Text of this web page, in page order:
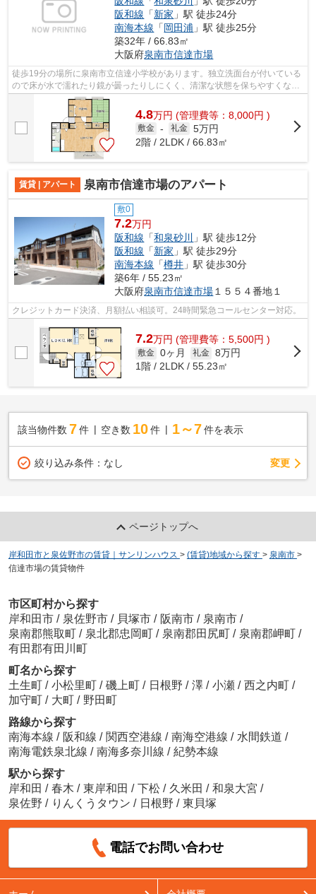
阪和線 「新家 」駅 徒歩24分
南海本線 「岡田浦 」駅 徒歩25分
築32年 / 66.83㎡
大阪府泉南市信達市場
徒歩19分の場所に泉南市立信達小学校があります。独立洗面台が付いている
ので床が水で濡れたり鏡が曇ったりしにくく、清潔な状態を保ちやすくなっ
4.8万円 (管理費等：8,000円 )
敷金 - 礼金 5万円
2階 / 2LDK / 66.83㎡
賃貸 | アパート 泉南市信達市場のアパート
敷0
7.2万円
阪和線 「和泉砂川
」駅 徒歩12分
阪和線 「新家 」駅 徒歩29分
南海本線 「樽井 」駅 徒歩30分
築6年 / 55.23㎡
大阪府泉南市信達市場 １５５４番地１
クレジットカード決済、月額払い相談可。24時間緊急コールセンター対応。
7.2万円 (管理費等：5,500円 )
敷金 0ヶ月 礼金 8万円
1階 / 2LDK / 55.23㎡
該当物件数 7件 空き数 10 件 1～7 件を表示
絞り込み条件： なし 変更
ページトップへ
岸和田市と泉佐野市の賃貸｜サンリンハウス > (賃貸)地域から探す > 泉南市 >
信達市場の賃貸物件
市区町村から探す
岸和田市 / 泉佐野市 / 貝塚市 / 阪南市 / 泉南市 /
泉南郡熊取町 / 泉北郡忠岡町 / 泉南郡田尻町 / 泉南郡岬町 /
有田郡有田川町
町名から探す
土生町 / 小松里町 / 磯上町 / 日根野 / 澤 / 小瀬 / 西之内町 /
加守町 / 大町 / 野田町
路線から探す
南海本線 / 阪和線 / 関西空港線 / 南海空港線 / 水間鉄道 /
南海電鉄泉北線 / 南海多奈川線 / 紀勢本線
駅から探す
岸和田 / 春木 / 東岸和田 / 下松 / 久米田 / 和泉大宮 /
泉佐野 / りんくうタウン / 日根野 / 東貝塚
電話でお問い合わせ